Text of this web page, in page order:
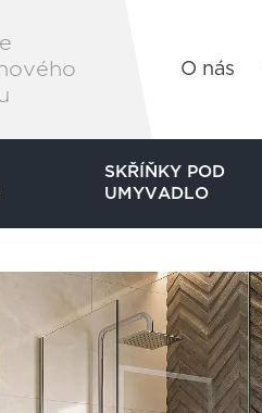
O nás
SKŘÍŇKY POD
UMYVADLO